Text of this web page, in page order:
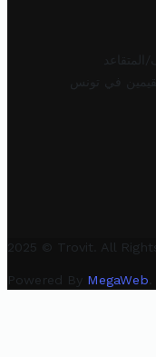
في تونس
2025 © Trovit. All
Powered By MegaWeb